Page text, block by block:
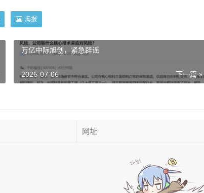
海报
万亿中际旭创，紧急辟谣
下一篇 »
2026-07-06